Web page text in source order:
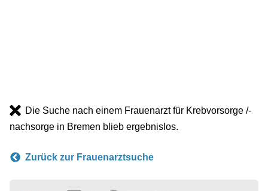
Die Suche nach einem Frauenarzt für Krebvorsorge /-
nachsorge in Bremen blieb ergebnislos.
Zurück zur Frauenarztsuche